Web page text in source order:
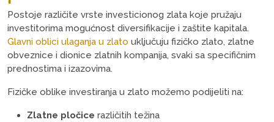
Postoje različite vrste investicionog zlata koje pružaju
investitorima mogućnost diversifikacije i zaštite kapitala.
Glavni oblici ulaganja u zlato uključuju fizičko zlato, zlatne
obveznice i dionice zlatnih kompanija, svaki sa specifičnim
prednostima i izazovima.
Fizičke oblike investiranja u zlato možemo podijeliti na:
Zlatne pločice različitih težina